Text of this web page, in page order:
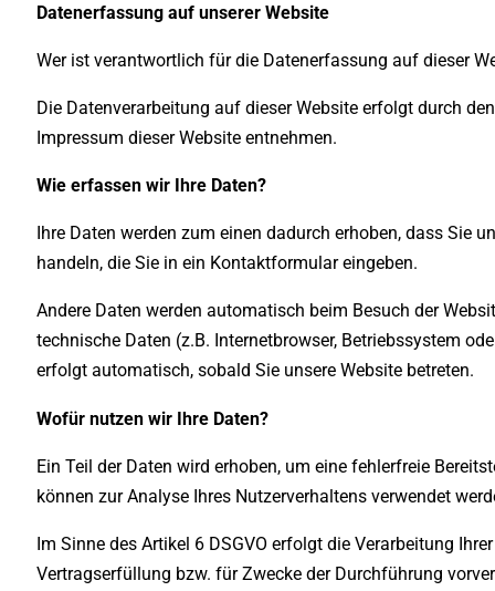
Datenerfassung auf unserer Website
Wer ist verantwortlich für die Datenerfassung auf dieser
Die Datenverarbeitung auf dieser Website erfolgt durch
Impressum dieser Website entnehmen.
Wie erfassen wir Ihre Daten?
Ihre Daten werden zum einen dadurch erhoben, dass Sie
handeln, die Sie in ein Kontaktformular eingeben.
Andere Daten werden automatisch beim Besuch der
technische Daten (z.B. Internetbrowser, Betriebssystem
erfolgt automatisch, sobald Sie unsere Website betreten.
Wofür nutzen wir Ihre Daten?
Ein Teil der Daten wird erhoben, um eine fehlerfreie
können zur Analyse Ihres Nutzerverhaltens verwendet
Im Sinne des Artikel 6 DSGVO erfolgt die Verarbeitung
Vertragserfüllung bzw. für Zwecke der Durchführung